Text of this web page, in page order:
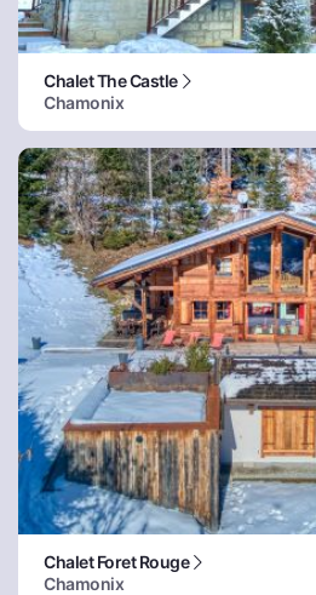
Chalet The Castle
Chamonix
Chalet Foret Rouge
Chamonix